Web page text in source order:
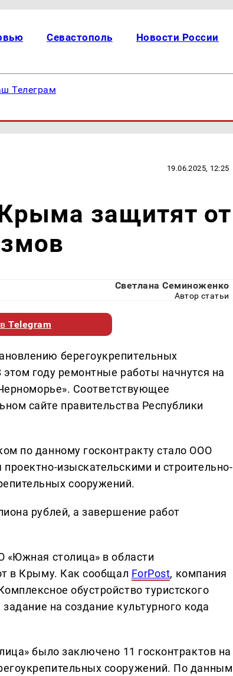
Севастополь Новости России
Телеграм
19.06.2025, 12:25
защитят от
Светлана Семиноженко
Автор статьи
вTelegram
берегоукрепительных
году ремонтные работы начнутся на
Соответствующее
сайте правительства Республики
по данному госконтракту стало ООО
изыскательскими и строительно-
сооружений.
рублей, а завершение работ
столица» в области
в Крыму. Как сообщал ForPost, компания
обустройство туристского
на создание культурного кода
было заключено 11 госконтрактов на
сооружений. По данным